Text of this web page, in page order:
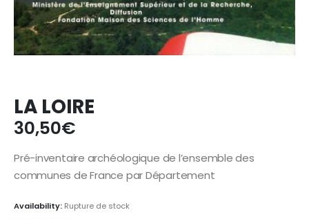
LA LOIRE
30,50€
Pré-inventaire archéologique de l’ensemble des
communes de France par Département
Availability: Rupture de stock